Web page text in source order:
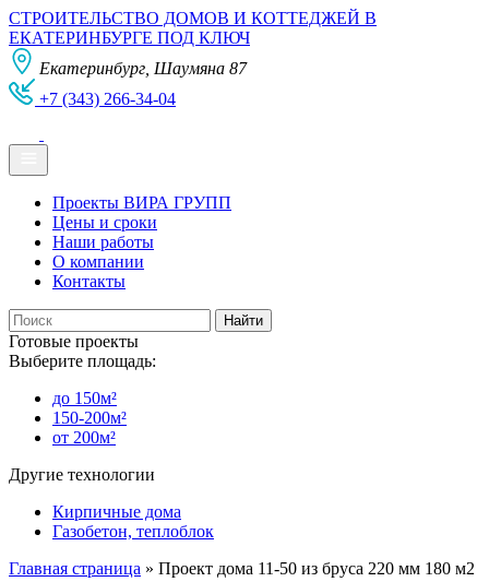
СТРОИТЕЛЬСТВО ДОМОВ И КОТТЕДЖЕЙ В
ЕКАТЕРИНБУРГЕ ПОД КЛЮЧ
Екатеринбург, Шаумяна 87
+7 (343) 266-34-04
Проекты ВИРА ГРУПП
Цены и сроки
Наши работы
О компании
Контакты
Готовые проекты
Выберите площадь:
до 150м²
150-200м²
от 200м²
Другие технологии
Кирпичные дома
Газобетон, теплоблок
Главная страница » Проект дома 11-50 из бруса 220 мм 180 м2